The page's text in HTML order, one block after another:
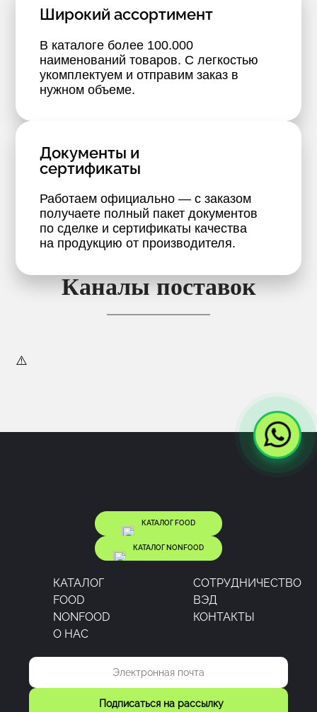
Широкий ассортимент
В каталоге более 100.000
наименований товаров. С легкостью
укомплектуем и отправим заказ в
нужном объеме.
Документы и
сертификаты
Работаем официально — с заказом
получаете полный пакет документов
по сделке и сертификаты качества
на продукцию от производителя.
Каналы поставок
КАТАЛОГ FOOD
КАТАЛОГ NONFOOD
КАТАЛОГ
CОТРУДНИЧЕСТВО
FOOD
ВЭД
NONFOOD
КОНТАКТЫ
О НАС
Подписаться на рассылку